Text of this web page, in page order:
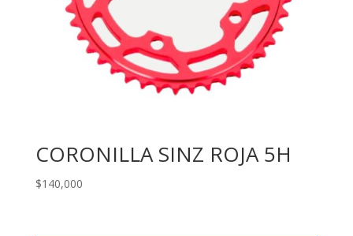
CORONILLA SINZ ROJA 5H
$140,000